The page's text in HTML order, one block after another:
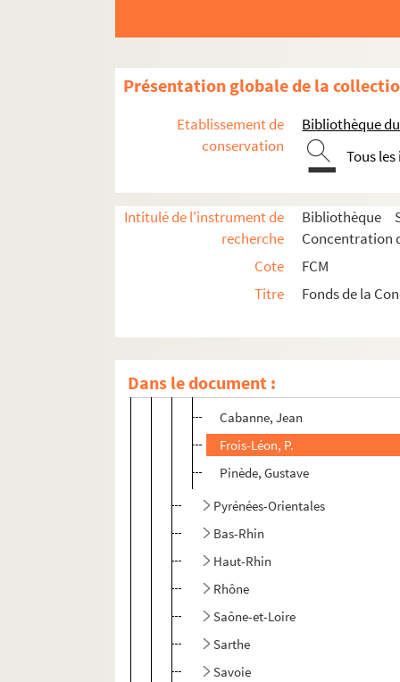
Présentation globale de la
Etablissement de
conservation
Bibliothèque
Tous
Intitulé de l'instrument de
recherche
Bibliothèque
Concentration
Cote
FCM
Titre
Fonds de la
Dans le document :
Loire-Atlantique
Lozère
Meuse
Nord
Pas-de-Calais
Puy-de-Dôme
Bidegaray, Goyeneche & Cie
Cabanne, Jean
Frois-Léon, P.
Pinède, Gustave
Pyrénées-Orientales
Bas-Rhin
Haut-Rhin
Rhône
Saône-et-Loire
Sarthe
Savoie